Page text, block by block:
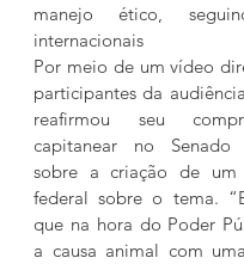
manejo ético,
internacionais
Por meio de um vídeo
participantes da
reafirmou seu
capitanear no Senado
sobre a criação de um
federal sobre o tema.
que na hora do Poder
a causa animal com